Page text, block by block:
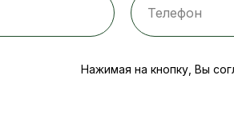
Нажимая на кнопку, Вы